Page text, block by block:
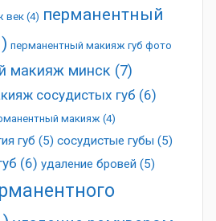
век (4) перманентный
перманентный макияж губ фото
макияж минск (7)
сосудистых губ (6)
макияж (4)
губ (5) сосудистые губы (5)
(6) удаление бровей (5)